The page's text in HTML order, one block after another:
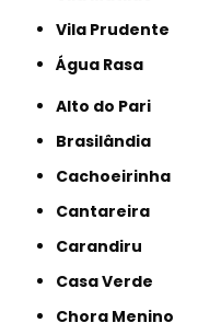
Vila Prudente
Água Rasa
Alto do Pari
Brasilândia
Cachoeirinha
Cantareira
Carandiru
Casa Verde
Chora Menino